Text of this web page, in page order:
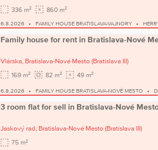
336 m2 860 m2
6.8.2026 FAMILY HOUSE BRATISLAVA-VAJNORY
Family house for rent in Bratislava-Nové
Vlárska, Bratislava-Nové Mesto (Bratislava III)
169 m2 82 m2 49 m2
6.8.2026 FAMILY HOUSE BRATISLAVA-NOVÉ MESTO
3 room flat for sell in Bratislava-Nové
Jaskový rad, Bratislava-Nové Mesto (Bratislava III)
75 m2